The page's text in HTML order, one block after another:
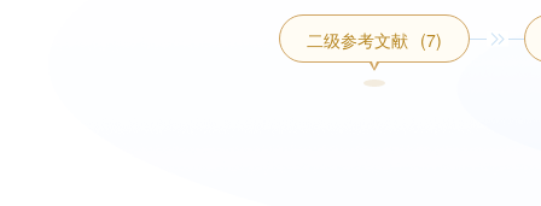
二级参考文献 (7)